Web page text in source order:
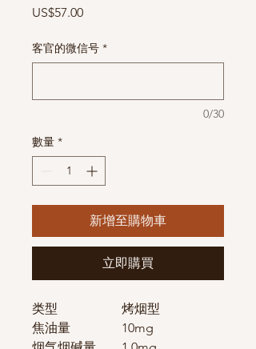
US$57.00價
客官的微信号 *
0/30
數量 *
新增至購物車
立即購買
类型
烤烟型
焦油量
10mg